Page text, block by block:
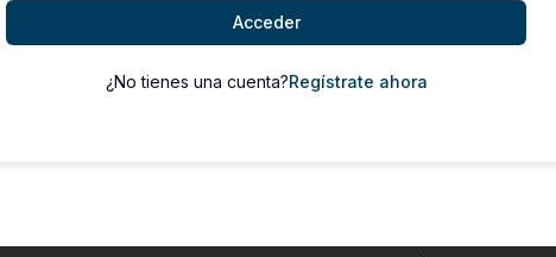
Acceder
¿No tienes una cuenta?Regístrate ahora